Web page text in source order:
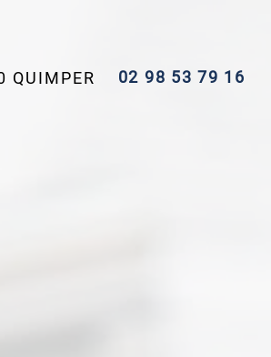
QUIMPER 02 98 53 79 16